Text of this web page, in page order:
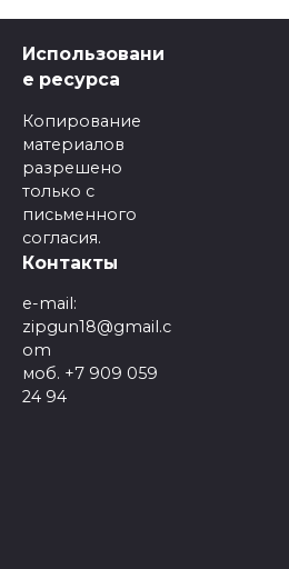
Использовани
е ресурса
Копирование
материалов
разрешено
только с
письменного
согласия.
Контакты
e-mail:
zipgun18@gmail.c
om
моб. +7 909 059
24 94